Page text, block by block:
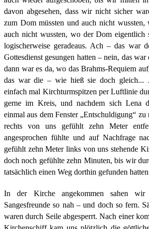
davon abgesehen, dass wir nicht sicher
zum Dom müssten und auch nicht
auch nicht wussten, wo der Dom
logischerweise geradeaus. Ach – das war
Gottesdienst gesungen hatten – nein, das
dann war es da, wo das Brahms-Requiem
das war die – wie hieß sie doch gleich...
einfach mal Kirchturmspitzen per Luftlinie
gerne im Kreis, und nachdem sich Lena
einmal aus dem Fenster „Entschuldigung“ zu
rechts von uns gefühlt zehn Meter
angesprochen fühlte und auf Nachfrage
gefühlt zehn Meter links von uns stehende
doch noch gefühlte zehn Minuten, bis wir
tatsächlich einen Weg dorthin gefunden
In der Kirche angekommen sahen wir
Sangesfreunde so nah – und doch so fern.
waren durch Seile abgesperrt. Nach einer